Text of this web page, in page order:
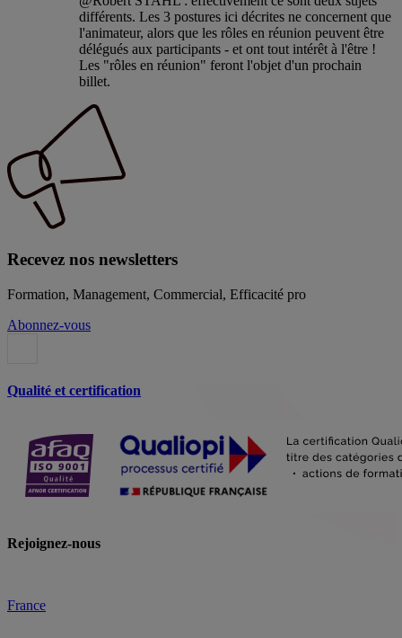
différents. Les 3 postures ici décrites ne concernent que
l'animateur, alors que les rôles en réunion peuvent être
délégués aux participants - et ont tout intérêt à l'être !
Les "rôles en réunion" feront l'objet d'un prochain
billet.
Recevez nos newsletters
Formation, Management, Commercial, Efficacité pro
Abonnez-vous
Qualité et certification
Rejoignez-nous
France